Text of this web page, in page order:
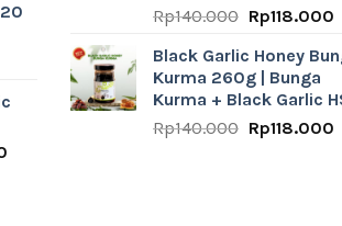
is:
Rp281.000.
Current
Rp140.000 Original
was:
Rp140.000.
Rp118.000
Black Garlic Honey
Kurma 260g | Bunga
Kurma + Black Garlic
Rp140.000 Original
Rp118.000